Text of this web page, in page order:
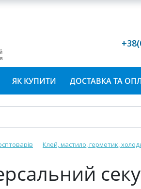
ЯК КУПИТИ ДОСТАВКА ТА
Клей, мастило, герметик,